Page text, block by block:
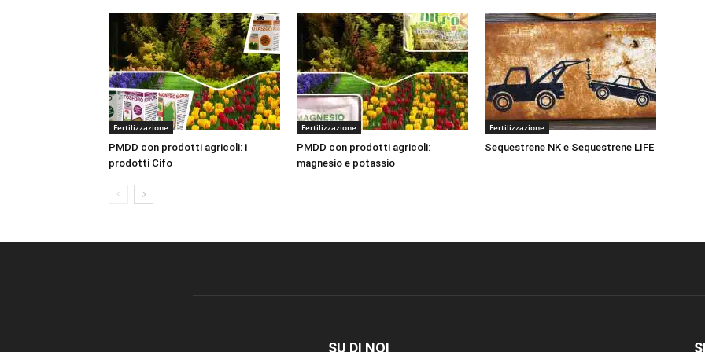
Fertilizzazione
PMDD con prodotti agricoli: i
prodotti Cifo
Fertilizzazione
PMDD con prodotti agricoli:
magnesio e potassio
Fertilizzazione
Sequestrene NK e Sequestrene LIFE
SU DI NOI